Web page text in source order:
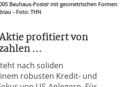
Bauhaus-Poster mit geometrischen Formen
- Foto: THN
profitiert von
...
nach soliden
robusten Kredit- und